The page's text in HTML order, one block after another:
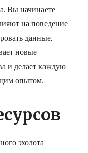
Вы начинаете
на поведение
данные,
новые
и делает каждую
опытом.
эхолота